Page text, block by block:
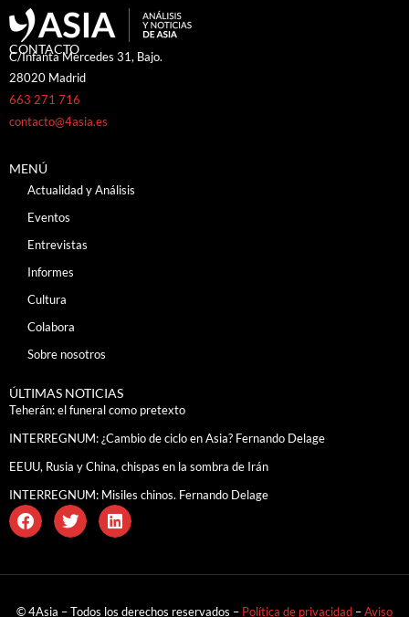
CONTACTO
C/Infanta Mercedes 31, Bajo.
28020 Madrid
663 271 716
contacto@4asia.es
MENÚ
Actualidad y Análisis
Eventos
Entrevistas
Informes
Cultura
Colabora
Sobre nosotros
ÚLTIMAS NOTICIAS
Teherán: el funeral como pretexto
INTERREGNUM: ¿Cambio de ciclo en Asia? Fernando Delage
EEUU, Rusia y China, chispas en la sombra de Irán
INTERREGNUM: Misiles chinos. Fernando Delage
© 4Asia – Todos los derechos reservados – Política de privacidad –Aviso